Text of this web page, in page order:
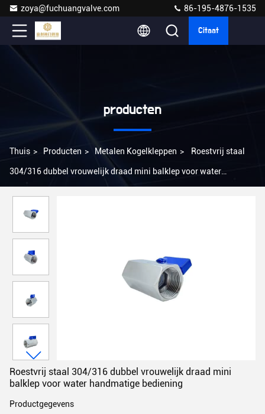
zoya@fuchuangvalve.com 86-195-4876-1535
Citaat
producten
Thuis > Producten > Metalen Kogelkleppen > Roestvrij staal
304/316 dubbel vrouwelijk draad mini balklep voor water
Roestvrij staal 304/316 dubbel vrouwelijk draad mini
balklep voor water handmatige bediening
Productgegevens